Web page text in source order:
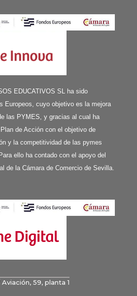
EDUCATIVOS SL ha sido
Europeos, cuyo objetivo es la mejora
las PYMES, y gracias al cual ha
de Acción con el objetivo de
y la competitividad de las pymes
ello ha contado con el apoyo del
de la Cámara de Comercio de Sevilla.
59, planta 1